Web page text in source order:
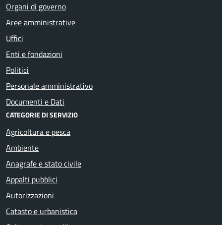
Organi di governo
Aree amministrative
Uffici
Enti e fondazioni
Politici
Personale amministrativo
Documenti e Dati
CATEGORIE DI SERVIZIO
Agricoltura e pesca
Ambiente
Anagrafe e stato civile
Appalti pubblici
Autorizzazioni
Catasto e urbanistica